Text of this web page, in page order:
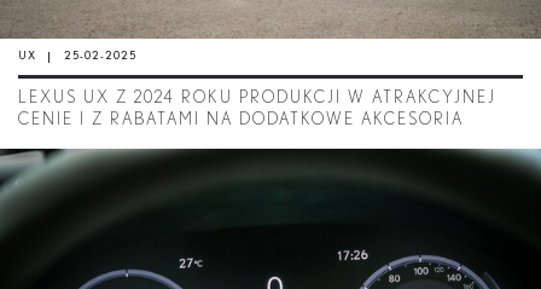
UX 25-02-2025
LEXUS UX Z 2024 ROKU PRODUKCJI W ATRAKCYJNEJ
CENIE I Z RABATAMI NA DODATKOWE AKCESORIA